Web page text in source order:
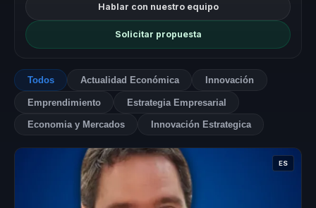
Hablar con nuestro equipo
Solicitar propuesta
Todos Actualidad Económica Innovación
Emprendimiento Estrategia Empresarial
Economia y Mercados Innovación Estrategica
ES